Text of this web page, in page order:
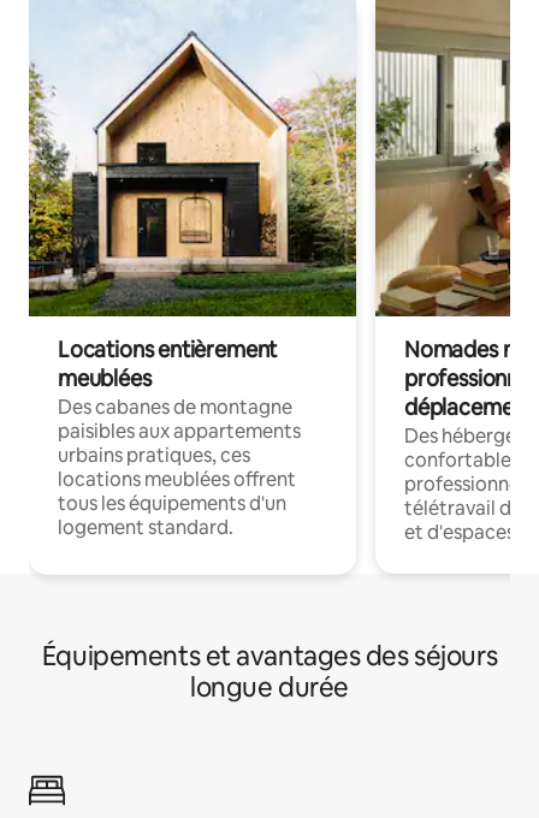
Locations entièrement
meublées
Des cabanes de montagne
paisibles aux appartements
urbains pratiques, ces
locations meublées offrent
tous les équipements d'un
logement standard.
Nomades
déplacement
Des
confortables
professionnels
télétravail
et d'espaces
Équipements et avantages des séjours
longue durée